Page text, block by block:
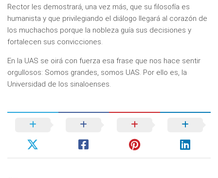
Rector les demostrará, una vez más, que su filosofía es
humanista y que privilegiando el diálogo llegará al corazón de
los muchachos porque la nobleza guía sus decisiones y
fortalecen sus convicciones.
En la UAS se oirá con fuerza esa frase que nos hace sentir
orgullosos: Somos grandes, somos UAS. Por ello es, la
Universidad de los sinaloenses.